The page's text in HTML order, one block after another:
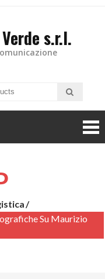
s.r.l.
Su Maurizio